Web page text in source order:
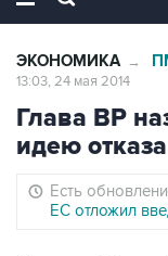
ЭКОНОМИКА →
13:03, 24 мая 2014
Глава ВР
идею
Есть
ЕС отложил